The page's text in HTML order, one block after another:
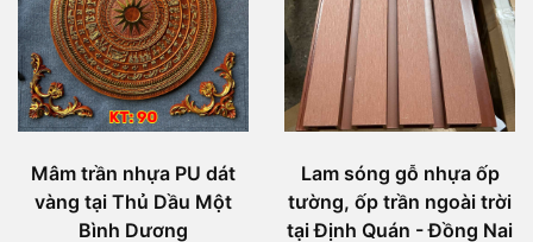
Mâm trần nhựa PU dát
vàng tại Thủ Dầu Một
Bình Dương
Lam sóng gỗ nhựa ốp
tường, ốp trần ngoài trời
tại Định Quán - Đồng Nai